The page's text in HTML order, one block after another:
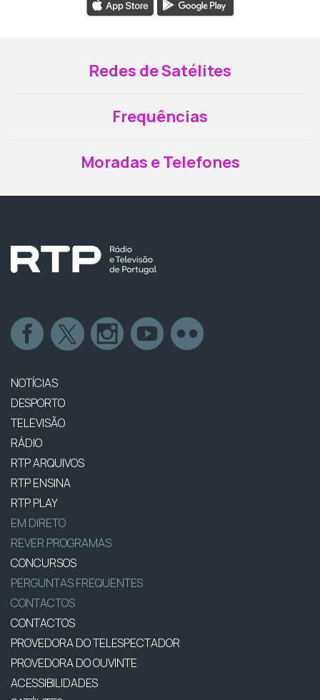
Redes de Satélites
Frequências
Moradas e Telefones
NOTÍCIAS
DESPORTO
TELEVISÃO
RÁDIO
RTP ARQUIVOS
RTP ENSINA
RTP PLAY
EM DIRETO
REVER PROGRAMAS
CONCURSOS
PERGUNTAS FREQUENTES
CONTACTOS
CONTACTOS
PROVEDORA DO TELESPECTADOR
PROVEDORA DO OUVINTE
ACESSIBILIDADES